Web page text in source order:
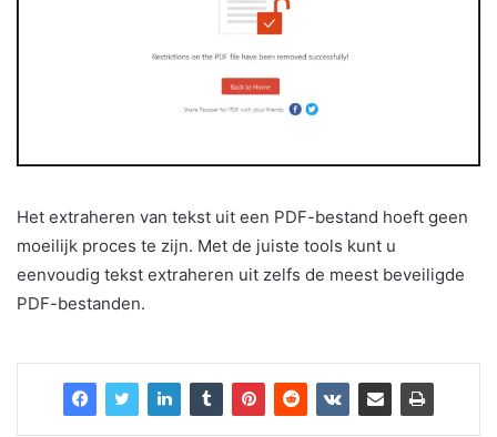
Het extraheren van tekst uit een PDF-bestand hoeft geen
moeilijk proces te zijn. Met de juiste tools kunt u
eenvoudig tekst extraheren uit zelfs de meest beveiligde
PDF-bestanden.